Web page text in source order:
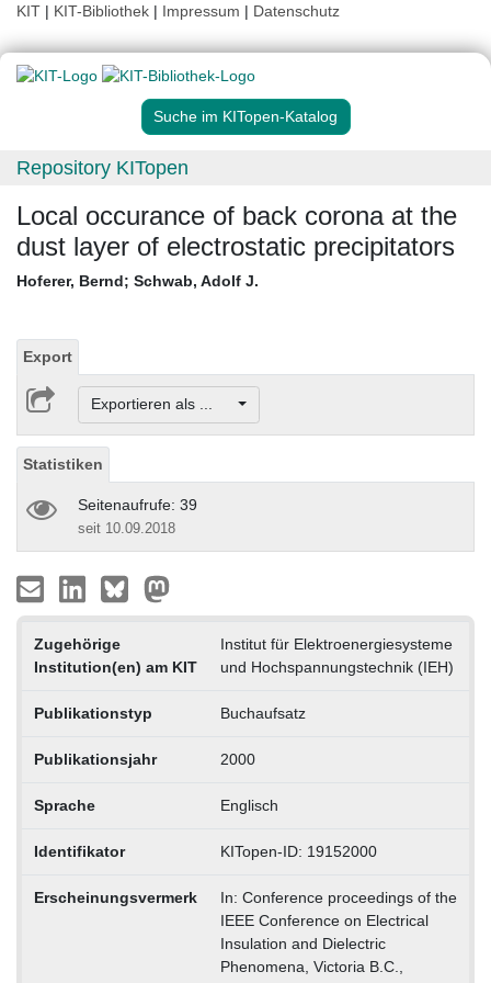
KIT | KIT-Bibliothek | Impressum | Datenschutz
Suche im KITopen-Katalog
Repository KITopen
Local occurance of back corona at the
dust layer of electrostatic precipitators
Hoferer, Bernd; Schwab, Adolf J.
Export
Exportieren als ...
Statistiken
Seitenaufrufe: 39
seit 10.09.2018
Zugehörige
Institution(en) am KIT
Institut für Elektroenergiesysteme
und Hochspannungstechnik (IEH)
Publikationstyp Buchaufsatz
Publikationsjahr 2000
Sprache Englisch
Identifikator KITopen-ID: 19152000
Erscheinungsvermerk
In: Conference proceedings of the
IEEE Conference on Electrical
Insulation and Dielectric
Phenomena, Victoria B.C.,